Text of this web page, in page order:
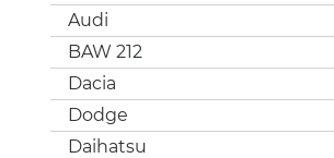
Audi
BAW 212
Dacia
Dodge
Daihatsu